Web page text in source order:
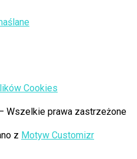
Cookies
Wszelkie prawa zastrzeżone
z Motyw Customizr